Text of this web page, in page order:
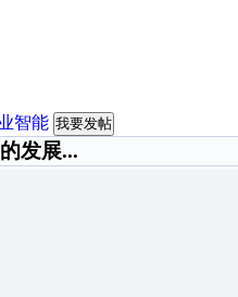
智能 我要发帖
发展...